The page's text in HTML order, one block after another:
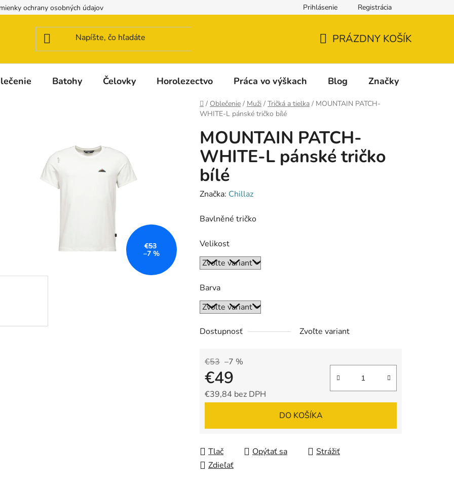
ochrany osobných údajov Reklamácia a vrátenie tovaru
Prihlásenie Registrácia
KOŠÍK
PRÁZDNY KOŠÍK
Batohy Čelovky Horolezectvo Práca vo výškach Blog Značky
Domov
/ Oblečenie / Muži / Tričká a tielka / MOUNTAIN PATCH-
WHITE-L pánské tričko bílé
MOUNTAIN PATCH-
WHITE-L pánské tričko
bílé
Značka: Chillaz
Bavlněné tričko
Velikost
Barva
Dostupnosť Zvoľte variant
€53 –7 %
€49
€39,84 bez DPH
DO KOŠÍKA
Tlač Opýtať sa
Strážiť
Zdieľať
€53
–7 %